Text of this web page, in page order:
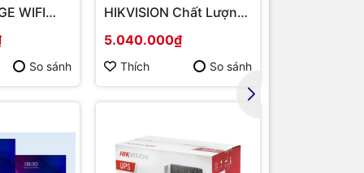
WIFI
So sánh
HIKVISION Chất Lượng
5.040.000₫
Thích So sánh